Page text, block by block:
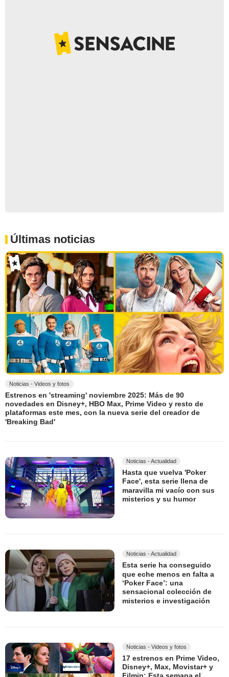
Últimas noticias
Noticias - Videos y fotos
Estrenos en 'streaming' noviembre 2025: Más de 90
novedades en Disney+, HBO Max, Prime Video y resto de
plataformas este mes, con la nueva serie del creador de
'Breaking Bad'
Noticias - Actualidad
Hasta que vuelva 'Poker
Face', esta serie llena de
maravilla mi vacío con sus
misterios y su humor
Noticias - Actualidad
Esta serie ha conseguido
que eche menos en falta a
‘Poker Face’: una
sensacional colección de
misterios e investigación
Noticias - Videos y fotos
17 estrenos en Prime Video,
Disney+, Max, Movistar+ y